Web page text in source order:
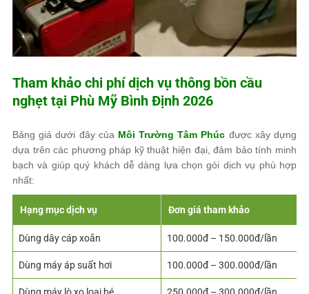
Tham khảo chi phí dịch vụ thông bồn cầu
nghẹt tại Phù Mỹ Bình Định 2026
Bảng giá dưới đây của Môi Trường Tâm Phúc được xây dựng
dựa trên các phương pháp kỹ thuật hiện đại, đảm bảo tính minh
bạch và giúp quý khách dễ dàng lựa chọn gói dịch vụ phù hợp
nhất:
Hạng mục dịch vụ Đơn giá tham khảo
Dùng dây cáp xoắn 100.000đ – 150.000đ/lần
Dùng máy áp suất hơi 100.000đ – 300.000đ/lần